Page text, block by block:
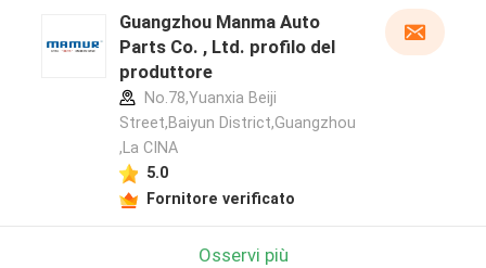
Guangzhou Manma Auto
Parts Co. , Ltd. profilo del
produttore
No.78,Yuanxia Beiji
Street,Baiyun District,Guangzhou
,La CINA
5.0
Fornitore verificato
Osservi più